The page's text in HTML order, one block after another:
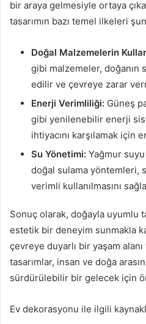
bir araya gelmesiyle ortaya
tasarımın bazı temel ilkeleri
Doğal Malzemelerin
gibi malzemeler, doğanın
edilir ve çevreye zarar
Enerji Verimliliği: Güneş
gibi yenilenebilir enerji
ihtiyacını karşılamak için
Su Yönetimi: Yağmur
doğal sulama yöntemleri,
verimli kullanılmasını
Sonuç olarak, doğayla uyumlu
estetik bir deneyim sunmakla
çevreye duyarlı bir yaşam
tasarımlar, insan ve doğa
sürdürülebilir bir gelecek için
Ev dekorasyonu ile ilgili